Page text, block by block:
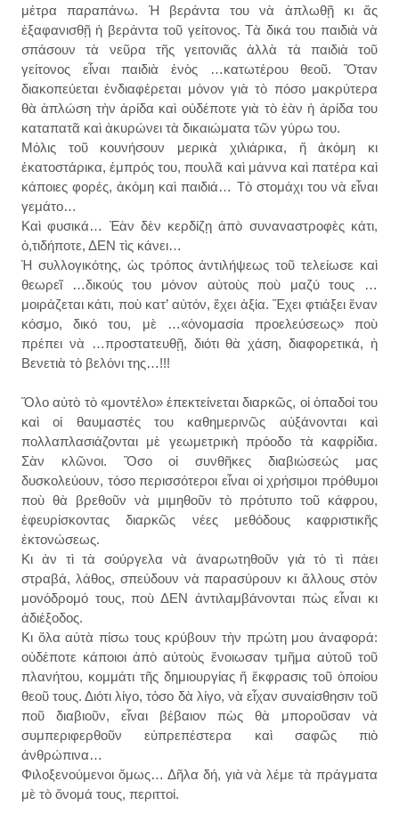
μέτρα παραπάνω. Ἡ βεράντα του νὰ ἁπλωθῇ κι ἄς
ἐξαφανισθῇ ἡ βεράντα τοῦ γείτονος. Τὰ δικά του παιδιὰ νὰ
σπάσουν τὰ νεῦρα τῆς γειτονιᾶς ἀλλὰ τὰ παιδιὰ τοῦ
γείτονος εἶναι παιδιὰ ἑνὸς …κατωτέρου θεοῦ. Ὅταν
διακοπεύεται ἐνδιαφέρεται μόνον γιὰ τὸ πόσο μακρύτερα
θὰ ἁπλώση τὴν ἀρίδα καὶ οὐδέποτε γιὰ τὸ ἐὰν ἡ ἀρίδα του
καταπατᾶ καὶ ἀκυρώνει τὰ δικαιώματα τῶν γύρω του.
Μόλις τοῦ κουνήσουν μερικὰ χιλιάρικα, ἤ ἀκόμη κι
ἑκατοστάρικα, ἐμπρός του, πουλᾶ καὶ μάννα καὶ πατέρα καὶ
κάποιες φορές, ἀκόμη καὶ παιδιά… Τὸ στομάχι του νὰ εἶναι
γεμάτο…
Καὶ φυσικά… Ἐὰν δὲν κερδίζῃ ἀπὸ συναναστροφὲς κάτι,
ὁ,τιδήποτε, ΔΕΝ τὶς κάνει…
Ἡ συλλογικότης, ὡς τρόπος ἀντιλήψεως τοῦ τελείωσε καὶ
θεωρεῖ …δικούς του μόνον αὐτοὺς ποὺ μαζύ τους …
μοιράζεται κάτι, ποὺ κατ’ αὐτόν, ἔχει ἀξία. Ἔχει φτιάξει ἕναν
κόσμο, δικό του, μὲ …«ὀνομασία προελεύσεως» ποὺ
πρέπει νὰ …προστατευθῇ, διότι θὰ χάση, διαφορετικά, ἡ
Βενετιὰ τὸ βελόνι της…!!!
Ὅλο αὐτὸ τὸ «μοντέλο» ἐπεκτείνεται διαρκῶς, οἱ ὁπαδοί του
καὶ οἱ θαυμαστές του καθημερινῶς αὐξάνονται καὶ
πολλαπλασιάζονται μὲ γεωμετρικὴ πρόοδο τὰ καφρίδια.
Σὰν κλῶνοι. Ὅσο οἱ συνθῆκες διαβιώσεώς μας
δυσκολεύουν, τόσο περισσότεροι εἶναι οἱ χρήσιμοι πρόθυμοι
ποὺ θὰ βρεθοῦν νὰ μιμηθοῦν τὸ πρότυπο τοῦ κάφρου,
ἐφευρίσκοντας διαρκῶς νέες μεθόδους καφριστικῆς
ἐκτονώσεως.
Κι ἀν τὶ τὰ σούργελα νὰ ἀναρωτηθοῦν γιὰ τὸ τὶ πάει
στραβά, λάθος, σπεύδουν νὰ παρασύρουν κι ἄλλους στὸν
μονόδρομό τους, ποὺ ΔΕΝ ἀντιλαμβάνονται πὼς εἶναι κι
ἀδιέξοδος.
Κι ὅλα αὐτὰ πίσω τους κρύβουν τὴν πρώτη μου ἀναφορά:
οὐδέποτε κάποιοι ἀπὸ αὐτοὺς ἔνοιωσαν τμῆμα αὐτοῦ τοῦ
πλανήτου, κομμάτι τῆς δημιουργίας ἤ ἔκφρασις τοῦ ὁποίου
θεοῦ τους. Διότι λίγο, τόσο δὰ λίγο, νὰ εἶχαν συναίσθησιν τοῦ
ποῦ διαβιοῦν, εἶναι βέβαιον πὼς θὰ μποροῦσαν νὰ
συμπεριφερθοῦν εὐπρεπέστερα καὶ σαφῶς πιὸ
ἀνθρώπινα…
Φιλοξενούμενοι ὅμως… Δῆλα δή, γιὰ νὰ λέμε τὰ πράγματα
μὲ τὸ ὄνομά τους, περιττοί.